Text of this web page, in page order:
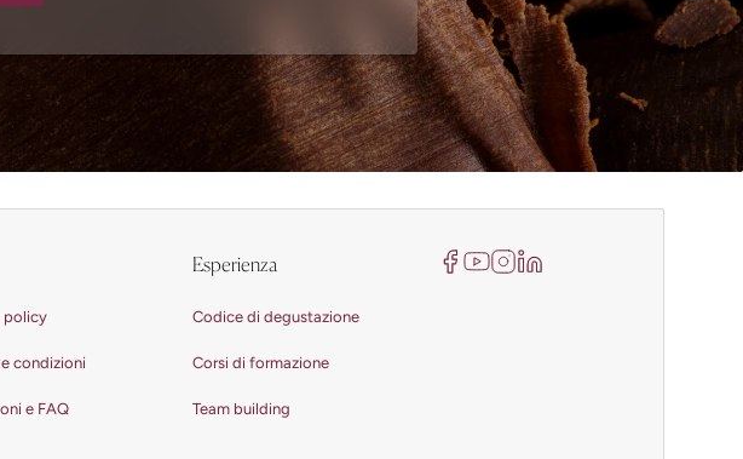
policy
condizioni
e FAQ
Esperienza
Codice di degustazione
Corsi di formazione
Team building